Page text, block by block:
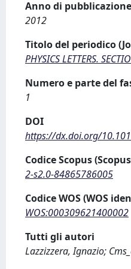
Anno di
2012
Titolo del periodico
PHYSICS LETTERS.
Numero e parte del
1
DOI
https://dx.doi.org/
Codice Scopus
2-s2.0-84865786005
Codice WOS (WOS
WOS:000309621400002
Tutti gli autori
Lazzizzera, Ignazio;